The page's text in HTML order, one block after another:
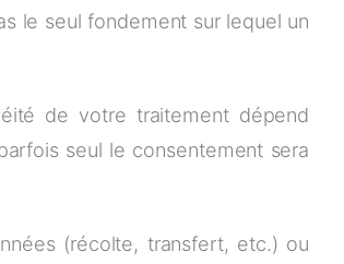
le seul fondement sur lequel un
de votre traitement dépend
seul le consentement sera
(récolte, transfert, etc.) ou